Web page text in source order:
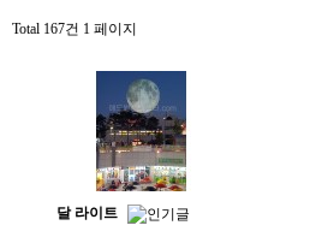
Total 167건 1 페이지
달 라이트